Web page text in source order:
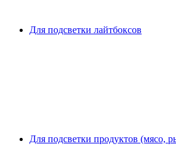
Для подсветки лайтбоксов
Для подсветки продуктов (мясо,